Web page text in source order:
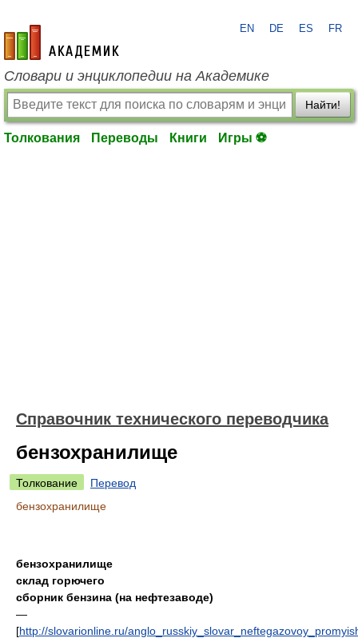
academic.ru
EN DE ES FR
Словари и энциклопедии на Академике
Найти!
Толкования Переводы Книги Игры ⚽
Справочник технического переводчика
бензохранилище
Толкование
Перевод
бензохранилище
бензохранилище
склад горючего
сборник бензина (на нефтезаводе)
—
[http://slovarionline.ru/